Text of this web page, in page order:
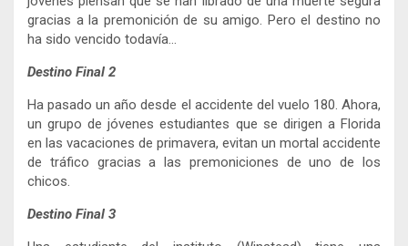
gracias a la premonición de su amigo. Pero el destino no
ha sido vencido todavía…
Destino Final 2
Ha pasado un año desde el accidente del vuelo 180. Ahora,
un grupo de jóvenes estudiantes que se dirigen a Florida
en las vacaciones de primavera, evitan un mortal accidente
de tráfico gracias a las premoniciones de uno de los
chicos.
Destino Final 3